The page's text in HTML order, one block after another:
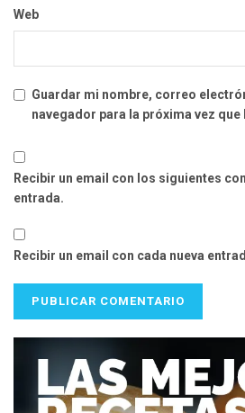
Web
Guardar mi nombre, correo
navegador para la próxima vez
Recibir un email con los siguientes
entrada.
Recibir un email con cada nueva